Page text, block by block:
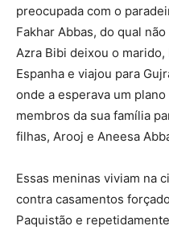
preocupada com o
Fakhar Abbas, do qual
Azra Bibi deixou o marido,
Espanha e viajou para
onde a esperava um
membros da sua família
filhas, Arooj e Aneesa
Essas meninas viviam na
contra casamentos
Paquistão e